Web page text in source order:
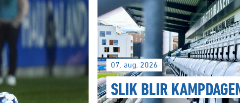
07. aug. 2026
SLIK BLIR